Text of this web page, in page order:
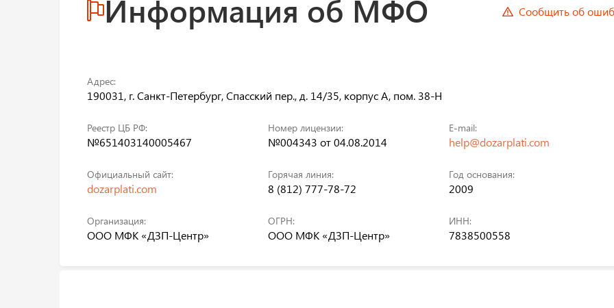
Информация об МФО Сообщить об
Адрес:
190031, г. Санкт-Петербург, Спасский пер., д. 14/35, корпус А, пом. 38-Н
Реестр ЦБ РФ:
№651403140005467
Номер лицензии:
№004343 от 04.08.2014
E-mail:
help@dozarplati.com
Официальный сайт:
dozarplati.com
Горячая линия:
8 (812) 777-78-72
Год основания:
2009
Организация:
ООО МФК «ДЗП-Центр»
ОГРН:
ООО МФК «ДЗП-Центр»
ИНН:
7838500558